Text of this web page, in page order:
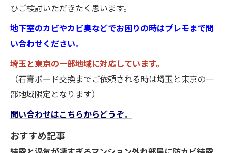
ひご検討いただきたく思います。
地下室のカビやカビ臭などでお困りの時はプレモまで問
い合わせください。
埼玉と東京の一部地域に対応しています。
（石膏ボード交換までご依頼される時は埼玉と東京の一
部地域限定となります）
問い合わせはこちらからどうぞ。
おすすめ記事